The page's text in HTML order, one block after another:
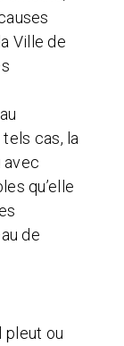
Ville de
cas, la
avec
qu’elle
de
pleut ou